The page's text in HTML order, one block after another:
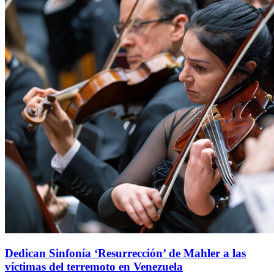
Dedican Sinfonía ‘Resurrección’ de Mahler a las
víctimas del terremoto en Venezuela